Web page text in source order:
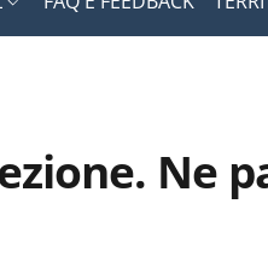
Ne